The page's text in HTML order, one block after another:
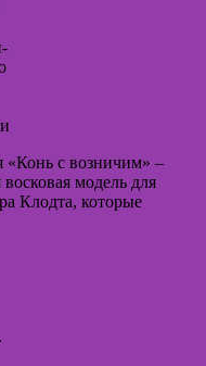
«Конь с возничим» –
модель для
Клодта, которые